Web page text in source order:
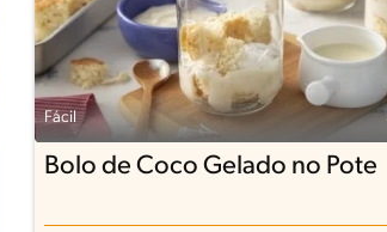
Fácil
Bolo de Coco Gelado no Pote